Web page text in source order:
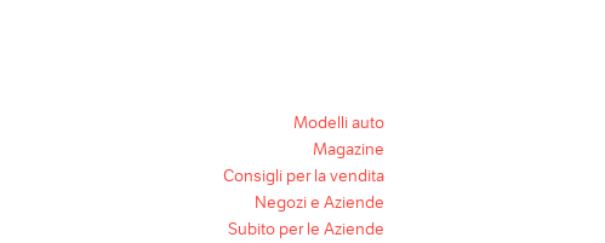
Modelli auto
Magazine
Consigli per la vendita
Negozi e Aziende
Subito per le Aziende